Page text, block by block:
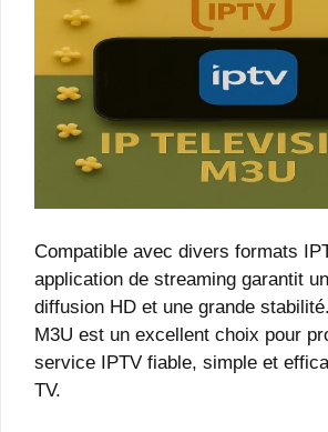
Compatible avec divers formats
application de streaming garantit
diffusion HD et une grande
M3U est un excellent choix pour
service IPTV fiable, simple et
TV.